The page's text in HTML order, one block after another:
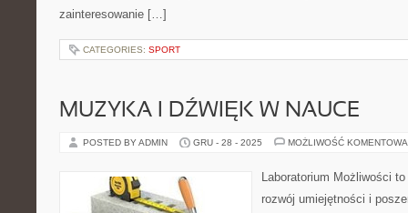
zainteresowanie […]
CATEGORIES: SPORT
MUZYKA I DŹWIĘK W NAUCE
POSTED BY ADMIN GRU - 28 - 2025 MOŻLIWOŚĆ
Laboratorium Możliwości
rozwój umiejętności i